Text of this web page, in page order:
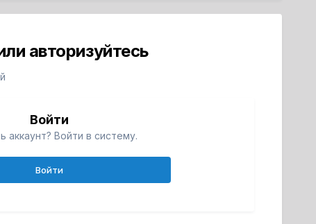
авторизуйтесь
Войти
аккаунт? Войти в систему.
Войти